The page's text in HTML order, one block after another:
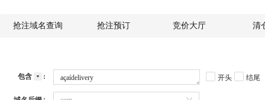
抢注域名查询 抢注预订 竞价大厅 清
包含 开头 结尾